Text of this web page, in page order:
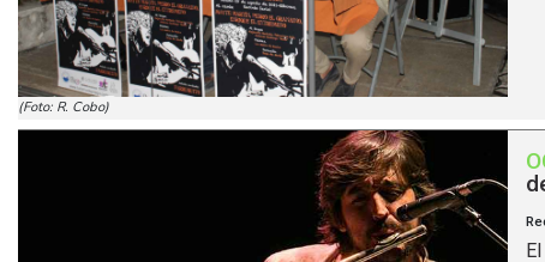
(Foto: R. Cobo)